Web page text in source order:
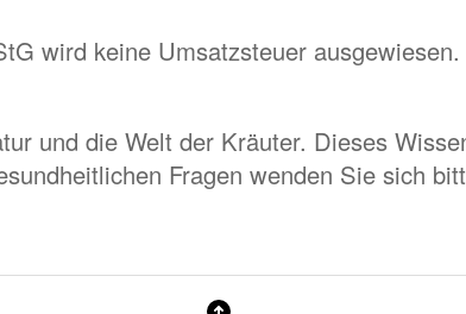
wird keine Umsatzsteuer ausgewiesen.
und die Welt der Kräuter. Dieses
Fragen wenden Sie sich